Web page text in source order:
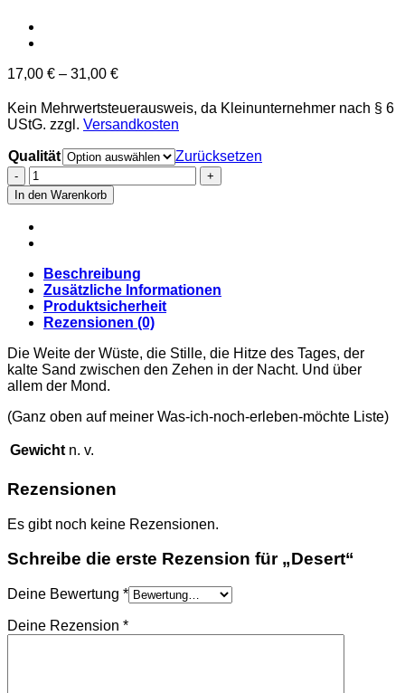
17,00 € – 31,00 €
Kein Mehrwertsteuerausweis, da Kleinunternehmer nach § 6
UStG. zzgl. Versandkosten
Qualität
Zurücksetzen
Desert
Menge
In den Warenkorb
Beschreibung
Zusätzliche Informationen
Produktsicherheit
Rezensionen (0)
Die Weite der Wüste, die Stille, die Hitze des Tages, der
kalte Sand zwischen den Zehen in der Nacht. Und über
allem der Mond.
(Ganz oben auf meiner Was-ich-noch-erleben-möchte Liste)
Gewicht n. v.
Rezensionen
Es gibt noch keine Rezensionen.
Schreibe die erste Rezension für „Desert“
Deine Bewertung *
Deine Rezension *